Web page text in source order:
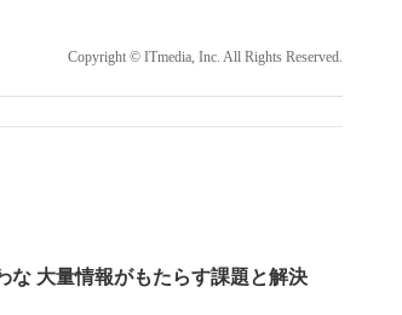
Copyright © ITmedia, Inc. All Rights Reserved.